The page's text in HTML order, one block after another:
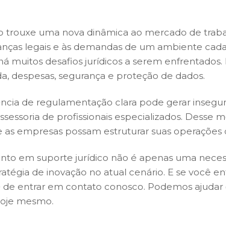
trouxe uma nova dinâmica ao mercado de
legais e às demandas de um ambiente
muitos desafios jurídicos a serem
despesas, segurança e proteção de dados.
de regulamentação clara pode gerar
de profissionais especializados. Desse
as empresas possam estruturar suas operações
em suporte jurídico não é apenas uma
de inovação no atual cenário. E se você
de entrar em contato conosco. Podemos
mesmo.